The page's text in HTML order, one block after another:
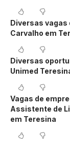
Diversas vagas
Carvalho em
Diversas
Unimed
Vagas de
Assistente de
em Teresina